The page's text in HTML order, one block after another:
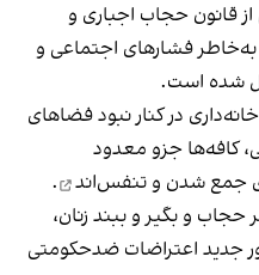
قانون حجاب اجباری و
فشارهای اجتماعی و
شده است.
در کنار نبود فضاهای
کافه‌ها جزو معدود
جمع شدن و تنفس‌اند
.
حجاب و بگیر و ببند زنان،
جدید اعتراضات ضدحکومتی